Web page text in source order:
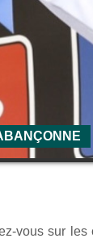
vous sur les